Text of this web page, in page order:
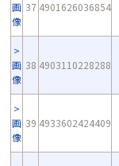
画
像
37 4901626036854
画
像
38 4903110228288
画
像
39 4933602424409